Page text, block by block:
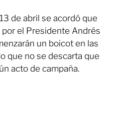
de abril se acordó que
el Presidente Andrés
un boicot en las
que no se descarta que
acto de campaña.